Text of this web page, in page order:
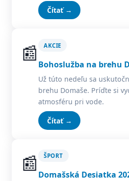
Čítať →
📰 AKCIE
Bohoslužba na brehu
Už túto nedeľu sa
brehu Domaše. Príďte si
atmosféru pri vode.
Čítať →
📰 ŠPORT
Domašská Desiatka